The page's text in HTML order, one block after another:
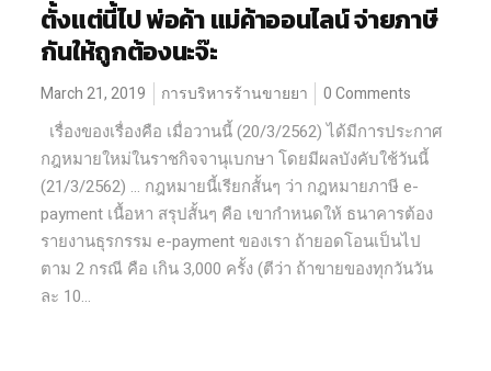
ตั้งแต่นี้ไป พ่อค้า แม่ค้าออนไลน์ จ่ายภาษี
กันให้ถูกต้องนะจ๊ะ
March 21, 2019 การบริหารร้านขายยา 0 Comments
เรื่องของเรื่องคือ เมื่อวานนี้ (20/3/2562) ได้มีการประกาศ
กฎหมายใหม่ในราชกิจจานุเบกษา โดยมีผลบังคับใช้วันนี้
(21/3/2562) … กฎหมายนี้เรียกสั้นๆ ว่า กฎหมายภาษี e-
payment เนื้อหา สรุปสั้นๆ คือ เขากำหนดให้ ธนาคารต้อง
รายงานธุรกรรม e-payment ของเรา ถ้ายอดโอนเป็นไป
ตาม 2 กรณี คือ เกิน 3,000 ครั้ง (ตีว่า ถ้าขายของทุกวันวัน
ละ 10...